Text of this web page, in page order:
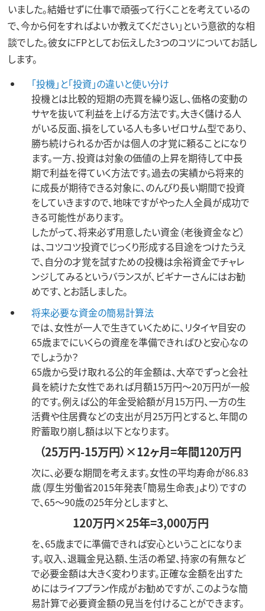
いました。結婚せずに仕事で頑張って行くことを考えているの
で、今から何をすればよいか教えてください」という意欲的な相
談でした。彼女にFPとしてお伝えした3つのコツについてお話し
します。
「投機」と「投資」の違いと使い分け
投機とは比較的短期の売買を繰り返し、価格の変動の
サヤを抜いて利益を上げる方法です。大きく儲ける人
がいる反面、損をしている人も多いゼロサム型であり、
勝ち続けられるか否かは個人の才覚に頼ることになり
ます。一方、投資は対象の価値の上昇を期待して中長
期で利益を得ていく方法です。過去の実績から将来的
に成長が期待できる対象に、のんびり長い期間で投資
をしていきますので、地味ですがやった人全員が成功で
きる可能性があります。
したがって、将来必ず用意したい資金（老後資金など）
は、コツコツ投資でじっくり形成する目途をつけたうえ
で、自分の才覚を試すための投機は余裕資金でチャレ
ンジしてみるというバランスが、ビギナーさんにはお勧
めです、とお話しました。
将来必要な資金の簡易計算法
では、女性が一人で生きていくために、リタイヤ目安の
65歳までにいくらの資産を準備できればひと安心なの
でしょうか？
65歳から受け取れる公的年金額は、大卒でずっと会社
員を続けた女性であれば月額15万円～20万円が一般
的です。例えば公的年金受給額が月15万円、一方の生
活費や住居費などの支出が月25万円とすると、年間の
貯蓄取り崩し額は以下となります。
（25万円-15万円）×12ヶ月=年間120万円
次に、必要な期間を考えます。女性の平均寿命が86.83
歳（厚生労働省2015年発表「簡易生命表」より）ですの
で、65～90歳の25年分としますと、
120万円×25年=3,000万円
を、65歳までに準備できれば安心ということになりま
す。収入、退職金見込額、生活の希望、持家の有無など
で必要金額は大きく変わります。正確な金額を出すた
めにはライフプラン作成がお勧めですが、このような簡
易計算で必要資金額の見当を付けることができます。